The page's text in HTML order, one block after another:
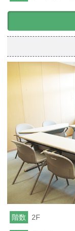
階数 2F